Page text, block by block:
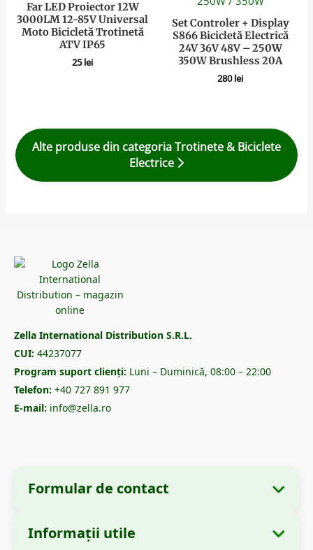
Far LED Proiector 12W
3000LM 12-85V Universal
Moto Bicicletă Trotinetă
ATV IP65
25lei
Set Controler + Display
S866 Bicicletă Electrică
24V 36V 48V – 250W
350W Brushless 20A
280lei
Alte produse din categoria Trotinete & Biciclete
Electrice
Zella International Distribution S.R.L.
CUI: 44237077
Program suport clienți: Luni – Duminică, 08:00 – 22:00
Telefon: +40 727 891 977
E-mail: info@zella.ro
Formular de contact
Informații despre companie
Informații utile